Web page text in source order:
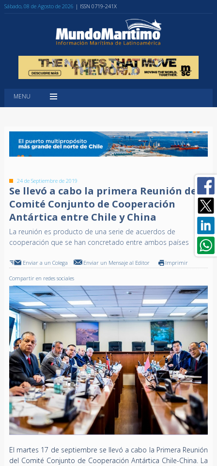
Sábado, 08 de Agosto de 2026 | ISSN 0719-241X
MENU
24 de Septiembre de 2019
Se llevó a cabo la primera Reunión del
Comité Conjunto de Cooperación
Antártica entre Chile y China
La reunión es producto de una serie de acuerdos de
cooperación que se han concretado entre ambos países
Enviar a un Colega Enviar un Mensaje al Editor Imprimir
Compartir en redes sociales
El martes 17 de septiembre se llevó a cabo la Primera Reunión
del Comité Conjunto de Cooperación Antártica Chile-China. La